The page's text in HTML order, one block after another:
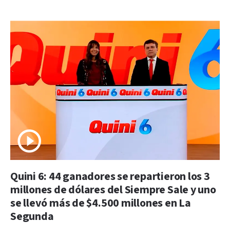
Quini 6: 44 ganadores se repartieron los 3
millones de dólares del Siempre Sale y uno
se llevó más de $4.500 millones en La
Segunda